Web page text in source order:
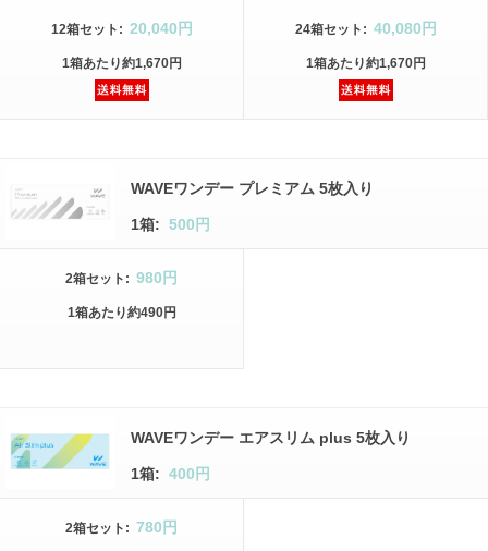
12箱セット : 20,040円
1箱あたり約1,670円
24箱セット : 40,080円
1箱あたり約1,670円
WAVEワンデー プレミアム 5枚入り
1箱: 500円
2箱セット : 980円
1箱あたり約490円
WAVEワンデー エアスリム plus 5枚入り
1箱: 400円
2箱セット : 780円